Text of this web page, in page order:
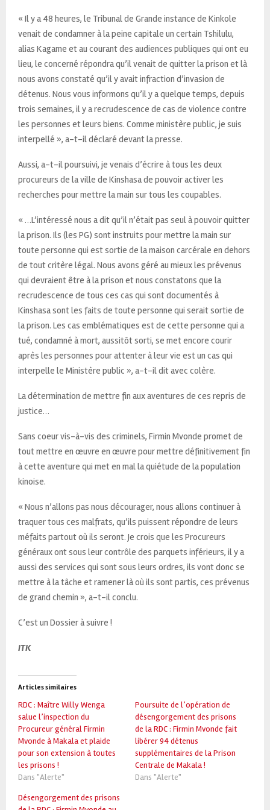
« Il y a 48 heures, le Tribunal de Grande instance de Kinkole
venait de condamner à la peine capitale un certain Tshilulu,
alias Kagame et au courant des audiences publiques qui ont eu
lieu, le concerné répondra qu’il venait de quitter la prison et là
nous avons constaté qu’il y avait infraction d’invasion de
détenus. Nous vous informons qu’il y a quelque temps, depuis
trois semaines, il y a recrudescence de cas de violence contre
les personnes et leurs biens. Comme ministère public, je suis
interpellé », a-t-il déclaré devant la presse.
Aussi, a-t-il poursuivi, je venais d’écrire à tous les deux
procureurs de la ville de Kinshasa de pouvoir activer les
recherches pour mettre la main sur tous les coupables.
« …L’intéressé nous a dit qu’il n’était pas seul à pouvoir quitter
la prison. Ils (les PG) sont instruits pour mettre la main sur
toute personne qui est sortie de la maison carcérale en dehors
de tout critère légal. Nous avons géré au mieux les prévenus
qui devraient être à la prison et nous constatons que la
recrudescence de tous ces cas qui sont documentés à
Kinshasa sont les faits de toute personne qui serait sortie de
la prison. Les cas emblématiques est de cette personne qui a
tué, condamné à mort, aussitôt sorti, se met encore courir
après les personnes pour attenter à leur vie est un cas qui
interpelle le Ministère public », a-t-il dit avec colère.
La détermination de mettre fin aux aventures de ces repris de
justice…
Sans coeur vis-à-vis des criminels, Firmin Mvonde promet de
tout mettre en œuvre en œuvre pour mettre définitivement fin
à cette aventure qui met en mal la quiétude de la population
kinoise.
« Nous n’allons pas nous décourager, nous allons continuer à
traquer tous ces malfrats, qu’ils puissent répondre de leurs
méfaits partout où ils seront. Je crois que les Procureurs
généraux ont sous leur contrôle des parquets inférieurs, il y a
aussi des services qui sont sous leurs ordres, ils vont donc se
mettre à la tâche et ramener là où ils sont partis, ces prévenus
de grand chemin », a-t-il conclu.
C’est un Dossier à suivre !
ITK
Articles similaires
RDC : Maître Willy Wenga
salue l’inspection du
Procureur général Firmin
Mvonde à Makala et plaide
pour son extension à toutes
les prisons !
Dans "Alerte"
Poursuite de l’opération de
désengorgement des prisons
de la RDC : Firmin Mvonde fait
libérer 94 détenus
supplémentaires de la Prison
Centrale de Makala !
Dans "Alerte"
Désengorgement des prisons